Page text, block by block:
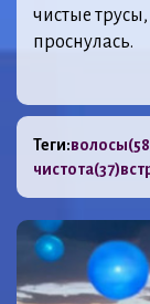
чистые
проснулась.
Теги:волосы
чистота(37)